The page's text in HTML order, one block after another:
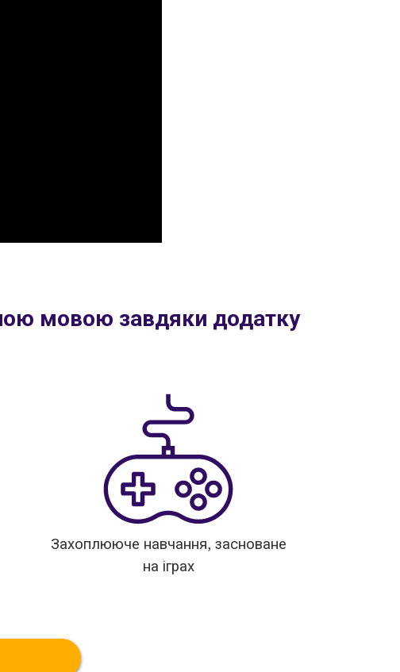
мовою завдяки додатку
Захоплююче навчання, засноване
на іграх